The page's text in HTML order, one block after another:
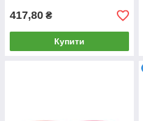
417,80 ₴
Купити